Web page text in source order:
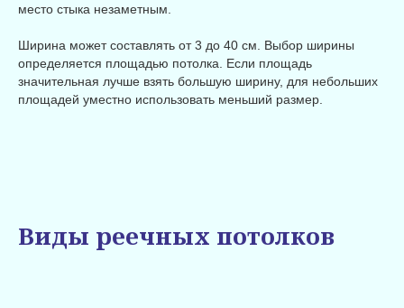
место стыка незаметным.
Ширина может составлять от 3 до 40 см. Выбор ширины
определяется площадью потолка. Если площадь
значительная лучше взять большую ширину, для небольших
площадей уместно использовать меньший размер.
Виды реечных потолков